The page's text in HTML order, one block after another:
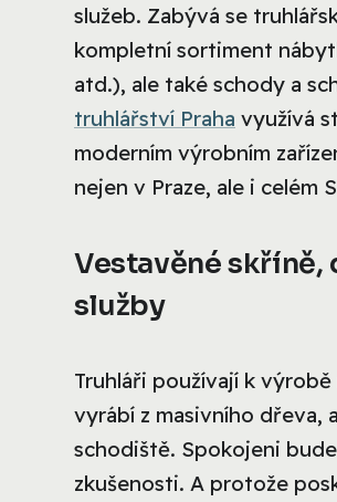
služeb. Zabývá se
kompletní sortiment
atd.), ale také schody a
truhlářství Praha využívá
moderním výrobním
nejen v Praze, ale i celém
Vestavěné skříně,
služby
Truhláři používají k
vyrábí z masivního dřeva,
schodiště. Spokojeni
zkušenosti. A protože